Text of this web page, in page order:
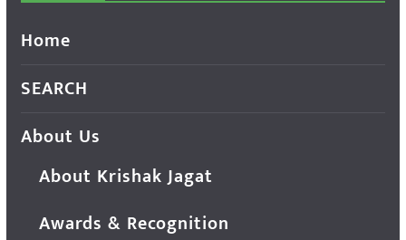
Home
SEARCH
About Us
About Krishak Jagat
Awards & Recognition